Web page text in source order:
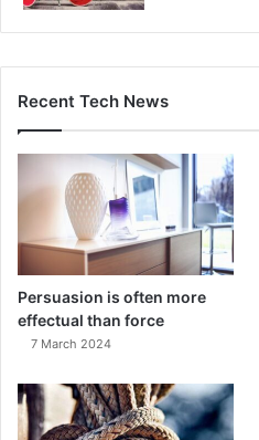
Recent Tech News
Persuasion is often more
effectual than force
7 March 2024